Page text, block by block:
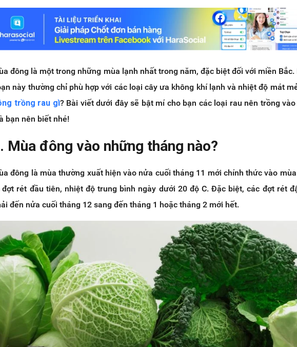
đông là một trong những mùa lạnh nhất trong năm, đặc biệt đối với miền Bắc.
này thường chỉ phù hợp với các loại cây ưa không khí lạnh và nhiệt độ mát
trồng rau gì? Bài viết dưới đây sẽ bật mí cho bạn các loại rau nên trồng
bạn nên biết nhé!
Mùa đông vào những tháng nào?
đông là mùa thường xuất hiện vào nửa cuối tháng 11 mới chính thức vào
rét đầu tiên, nhiệt độ trung bình ngày dưới 20 độ C. Đặc biệt, các đợt rét
đến nửa cuối tháng 12 sang đến tháng 1 hoặc tháng 2 mới hết.